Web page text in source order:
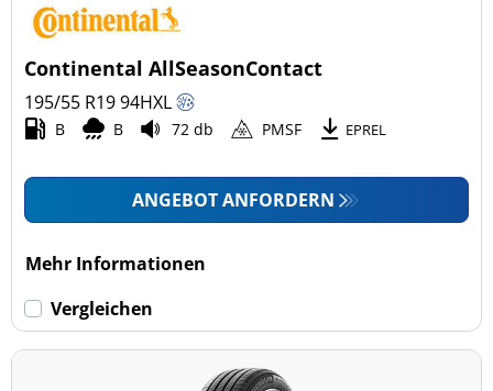
Pkw (2)
Transporter (0)
Wohnmobil (0)
Keine Run-flat (3)
Continental AllSeasonContact
195/55 R1994HXL
B B 72 db PMSF EPREL
ANGEBOT ANFORDERN
Mehr Informationen
Vergleichen